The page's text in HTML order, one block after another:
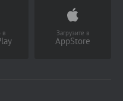
в Загрузите в
AppStore